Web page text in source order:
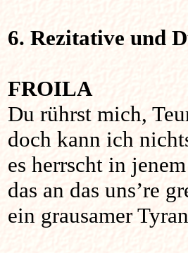
6. Rezitative und
FROILA
Du rührst mich,
doch kann ich
es herrscht in
das an das uns’re
ein grausamer